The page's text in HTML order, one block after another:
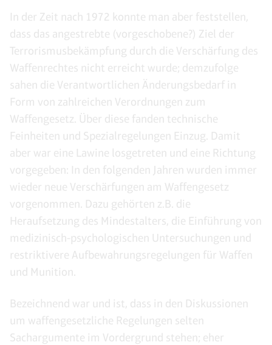
In der Zeit nach 1972 konnte man aber feststellen,
dass das angestrebte (vorgeschobene?) Ziel der
Terrorismusbekämpfung durch die Verschärfung des
Waffenrechtes nicht erreicht wurde; demzufolge
sahen die Verantwortlichen Änderungsbedarf in
Form von zahlreichen Verordnungen zum
Waffengesetz. Über diese fanden technische
Feinheiten und Spezialregelungen Einzug. Damit
aber war eine Lawine losgetreten und eine Richtung
vorgegeben: In den folgenden Jahren wurden immer
wieder neue Verschärfungen am Waffengesetz
vorgenommen. Dazu gehörten z.B. die
Heraufsetzung des Mindestalters, die Einführung von
medizinisch-psychologischen Untersuchungen und
restriktivere Aufbewahrungsregelungen für Waffen
und Munition.
Bezeichnend war und ist, dass in den Diskussionen
um waffengesetzliche Regelungen selten
Sachargumente im Vordergrund stehen; eher